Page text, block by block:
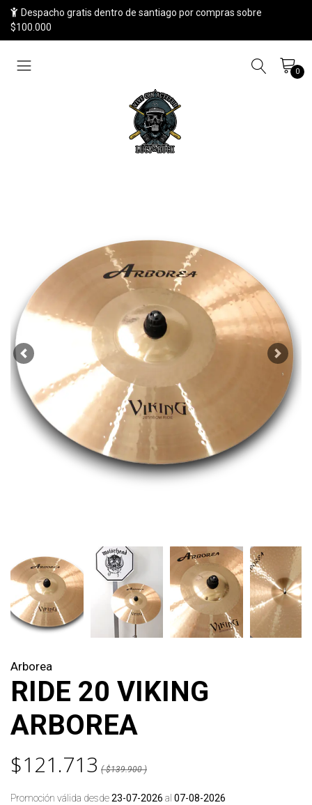
Despacho gratis dentro de santiago por compras sobre
$100.000
0
Previous Next
Arborea
RIDE 20 VIKING
ARBOREA
$121.713 ( $139.900 )
Promoción válida desde23-07-2026 al 07-08-2026